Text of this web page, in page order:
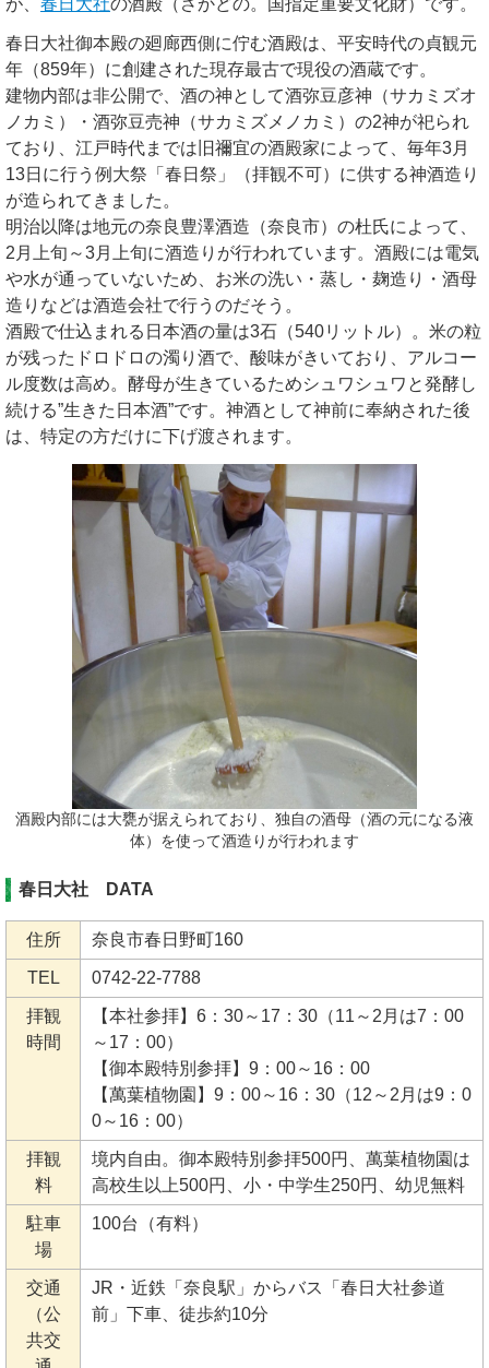
春日大社御本殿の廻廊西側に佇む酒殿は、平安時代の貞観元
年（859年）に創建された現存最古で現役の酒蔵です。
建物内部は非公開で、酒の神として酒弥豆彦神（サカミズオ
ノカミ）・酒弥豆売神（サカミズメノカミ）の2神が祀られ
ており、江戸時代までは旧禰宜の酒殿家によって、毎年3月
13日に行う例大祭「春日祭」（拝観不可）に供する神酒造り
が造られてきました。
明治以降は地元の奈良豊澤酒造（奈良市）の杜氏によって、
2月上旬～3月上旬に酒造りが行われています。酒殿には電気
や水が通っていないため、お米の洗い・蒸し・麹造り・酒母
造りなどは酒造会社で行うのだそう。
酒殿で仕込まれる日本酒の量は3石（540リットル）。米の粒
が残ったドロドロの濁り酒で、酸味がきいており、アルコー
ル度数は高め。酵母が生きているためシュワシュワと発酵し
続ける”生きた日本酒”です。神酒として神前に奉納された後
は、特定の方だけに下げ渡されます。
酒殿内部には大甕が据えられており、独自の酒母（酒の元になる液
体）を使って酒造りが行われます
春日大社 DATA
住所 奈良市春日野町160
TEL 0742-22-7788
拝観
時間
【本社参拝】6：30～17：30（11～2月は7：00
～17：00）
【御本殿特別参拝】9：00～16：00
【萬葉植物園】9：00～16：30（12～2月は9：0
0～16：00）
拝観
料
境内自由。御本殿特別参拝500円、萬葉植物園は
高校生以上500円、小・中学生250円、幼児無料
駐車
場
100台（有料）
交通
（公
共交
JR・近鉄「奈良駅」からバス「春日大社参道
前」下車、徒歩約10分